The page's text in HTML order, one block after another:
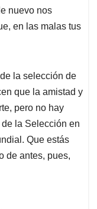
nuevo nos
en las malas tus
la selección de
que la amistad y
pero no hay
la Selección en
Que estás
de antes, pues,